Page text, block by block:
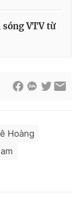
sóng VTV từ
Hoàng